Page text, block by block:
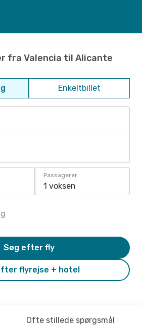
fra Valencia til Alicante
Enkeltbillet
Passagerer
1 voksen
flyrejse + hotel
Søg efter fly
Ofte stillede spørgsmål